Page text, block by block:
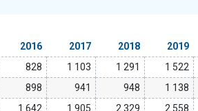
2016 2017 2018 2019
828 1 103 1 291 1 522
898 941 948 1 138
1 642 1 905 2 329 2 558